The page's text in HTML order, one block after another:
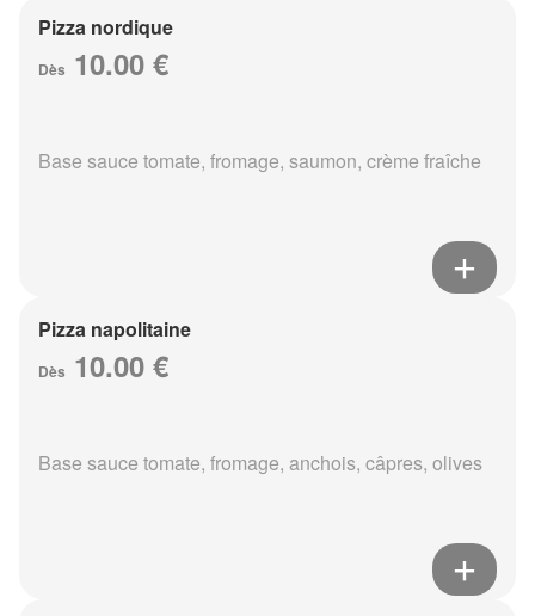
Pizza nordique
Dès 10.00 €
Base sauce tomate, fromage, saumon, crème fraîche
Pizza napolitaine
Dès 10.00 €
Base sauce tomate, fromage, anchois, câpres, olives